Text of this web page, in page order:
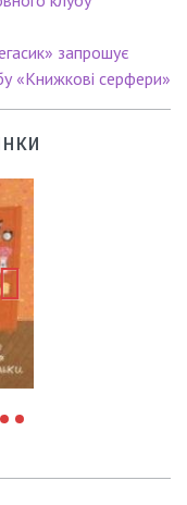
запрошує
«Книжкові серфери»